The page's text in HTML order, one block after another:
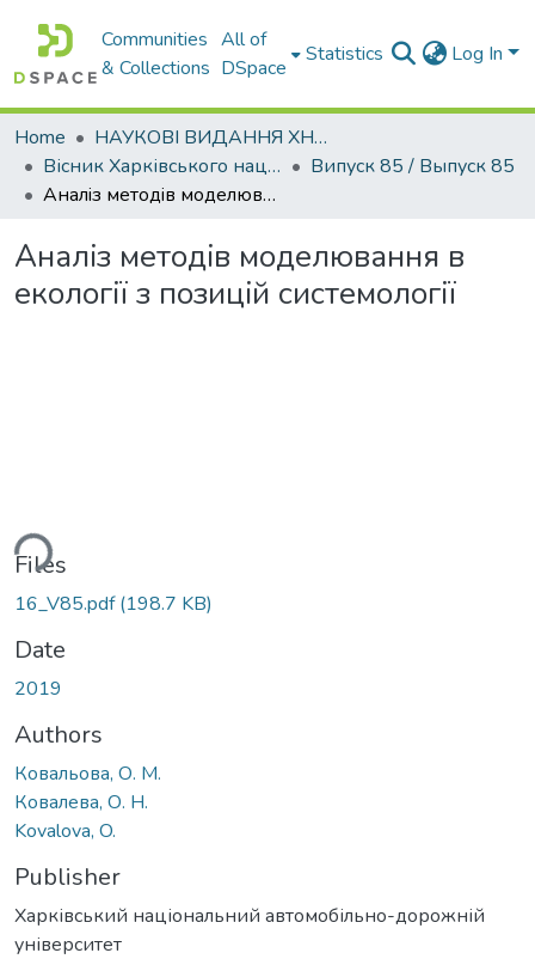
Communities
& Collections
All of
DSpace
Statistics Log In
Home
НАУКОВІ ВИДАННЯ ХНАДУ
Вісник Харківського національного автомобільно-дорожнього університету / Вестник Харьковского национального автомобильно-дорожного университета
Випуск 85 / Выпуск 85
Аналiз методiв моделювання в екологiї з позицiй системологiї
Аналiз методiв моделювання в
екологiї з позицiй системологiї
Files
16_V85.pdf(198.7 KB)
Date
2019
Authors
Ковальова, О. М.
Ковалева, О. Н.
Kovalova, O.
Publisher
Харківський національний автомобільно-дорожній
університет